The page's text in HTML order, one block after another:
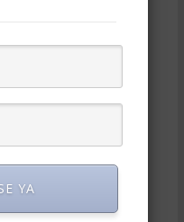
YA